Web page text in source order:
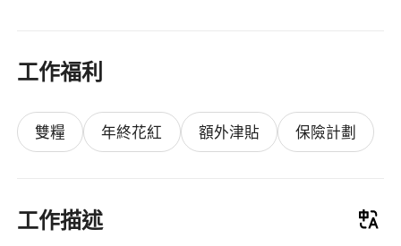
工作福利
雙糧 年終花紅 額外津貼 保險計劃
工作描述